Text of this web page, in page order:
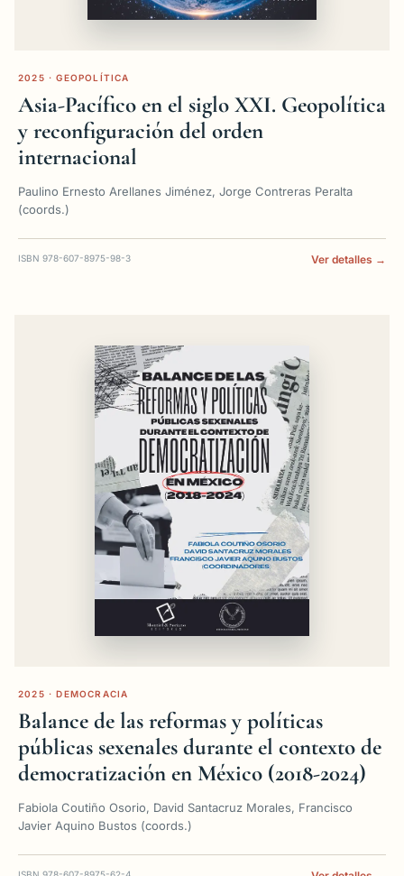
2025 · GEOPOLÍTICA
Asia-Pacífico en el siglo XXI. Geopolítica
y reconfiguración del orden
internacional
Paulino Ernesto Arellanes Jiménez, Jorge Contreras Peralta
(coords.)
ISBN 978-607-8975-98-3 Ver detalles →
2025 · DEMOCRACIA
Balance de las reformas y políticas
públicas sexenales durante el contexto de
democratización en México (2018-2024)
Fabiola Coutiño Osorio, David Santacruz Morales, Francisco
Javier Aquino Bustos (coords.)